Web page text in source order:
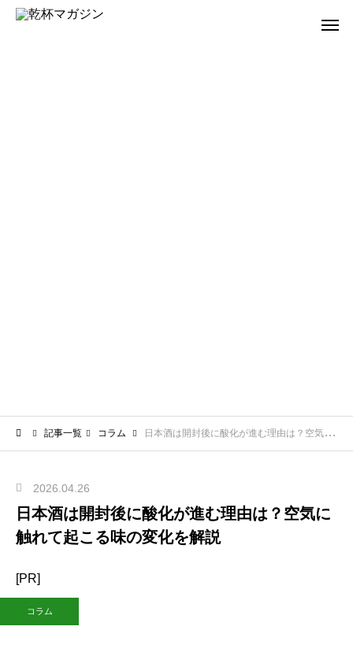
記事一覧 コラム 日本酒は開封後に酸化が進む理由は？空気に触れて起こる味の変化を解説
2026.04.26
日本酒は開封後に酸化が進む理由は？空気に
触れて起こる味の変化を解説
[PR]
コラム